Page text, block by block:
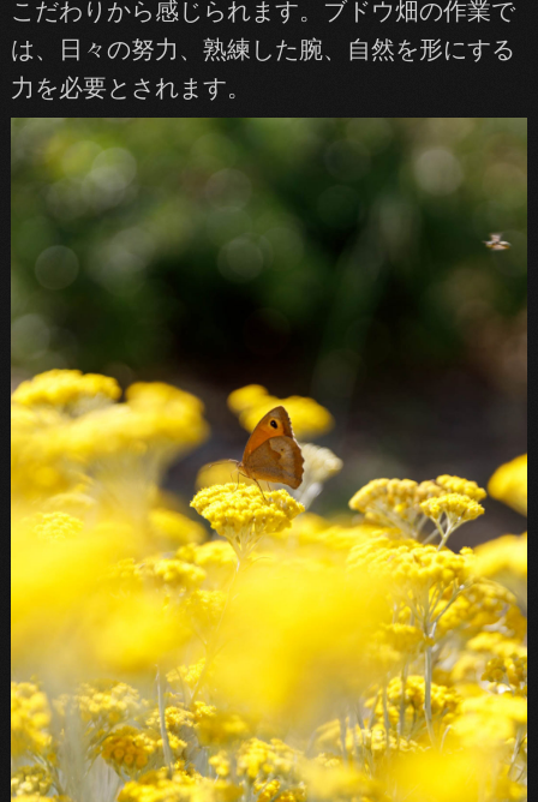
こだわりから感じられます。ブドウ畑の作業で
は、日々の努力、熟練した腕、自然を形にする
力を必要とされます。